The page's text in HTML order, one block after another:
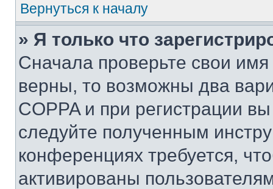
Вернуться к началу
» Я только что
Сначала проверьте свои
верны, то возможны два
COPPA и при регистрации
следуйте полученным
конференциях требуется,
активированы